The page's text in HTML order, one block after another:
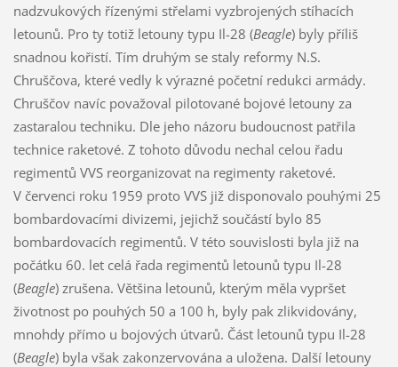
nadzvukových řízenými střelami vyzbrojených stíhacích
letounů. Pro ty totiž letouny typu Il-28 (Beagle) byly příliš
snadnou kořistí. Tím druhým se staly reformy N.S.
Chruščova, které vedly k výrazné početní redukci armády.
Chruščov navíc považoval pilotované bojové letouny za
zastaralou techniku. Dle jeho názoru budoucnost patřila
technice raketové. Z tohoto důvodu nechal celou řadu
regimentů VVS reorganizovat na regimenty raketové.
V červenci roku 1959 proto VVS již disponovalo pouhými 25
bombardovacími divizemi, jejichž součástí bylo 85
bombardovacích regimentů. V této souvislosti byla již na
počátku 60. let celá řada regimentů letounů typu Il-28
(Beagle) zrušena. Většina letounů, kterým měla vypršet
životnost po pouhých 50 a 100 h, byly pak zlikvidovány,
mnohdy přímo u bojových útvarů. Část letounů typu Il-28
(Beagle) byla však zakonzervována a uložena. Další letouny